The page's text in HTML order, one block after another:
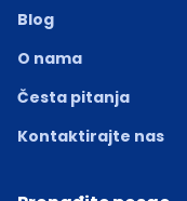
Blog
O nama
Česta pitanja
Kontaktirajte nas